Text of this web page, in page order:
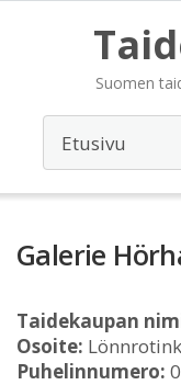
Suomen
Galerie
Taidekaupan
Osoite:
Puhelinnumero: